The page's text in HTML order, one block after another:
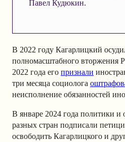
Павел Кудюкин.
В 2022 году Кагарлицкий
полномасштабного вторжения
2022 года его признали
три месяца социолога
неисполнение обязанностей
В январе 2024 года политики и
разных стран подписали
освободить Кагарлицкого и